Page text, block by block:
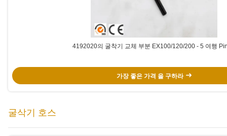
4192020의 굴착기 교체 부분 EX100/120/200 - 5 여행
가장 좋은 가격 을 구하라
굴삭기 호스